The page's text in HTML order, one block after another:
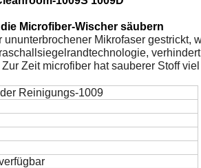
Microfiber-Wischer säubern
Mikrofaser gestrickt,
Zeit microfiber hat sauberer Stoff
Reinigungs-1009